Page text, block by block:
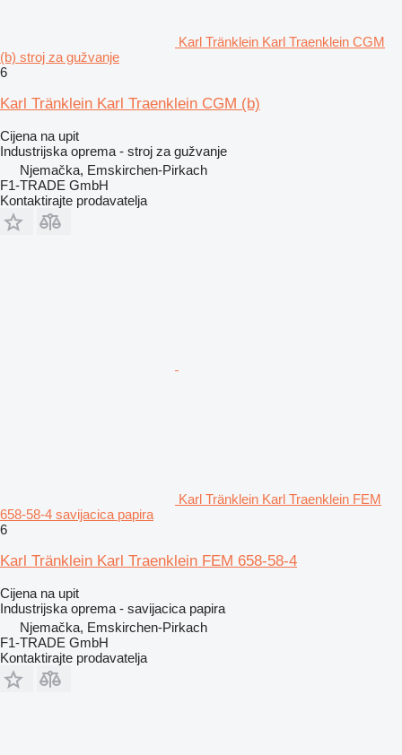
Karl Tränklein Karl Traenklein CGM
(b) stroj za gužvanje
6
Karl Tränklein Karl Traenklein CGM (b)
Cijena na upit
Industrijska oprema - stroj za gužvanje
Njemačka, Emskirchen-Pirkach
F1-TRADE GmbH
Kontaktirajte prodavatelja
Karl Tränklein Karl Traenklein FEM
658-58-4 savijacica papira
6
Karl Tränklein Karl Traenklein FEM 658-58-4
Cijena na upit
Industrijska oprema - savijacica papira
Njemačka, Emskirchen-Pirkach
F1-TRADE GmbH
Kontaktirajte prodavatelja